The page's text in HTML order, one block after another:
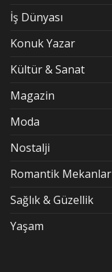
İş Dünyası
Konuk Yazar
Kültür & Sanat
Magazin
Moda
Nostalji
Romantik Mekanlar
Sağlık & Güzellik
Yaşam